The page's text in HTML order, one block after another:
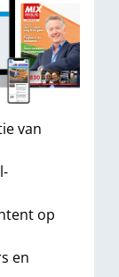
van
op
en